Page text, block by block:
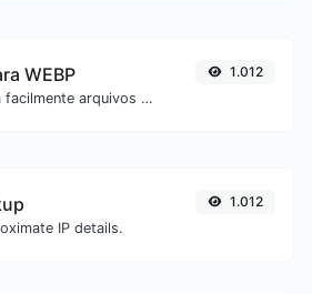
WEBP
Converta facilmente arquivos de imagem PNG para WEBP.
1.012
IP details.
1.012